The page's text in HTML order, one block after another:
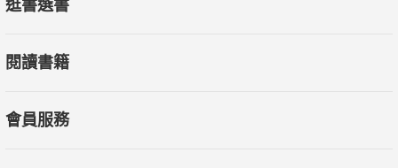
逛書選書
閱讀書籍
會員服務